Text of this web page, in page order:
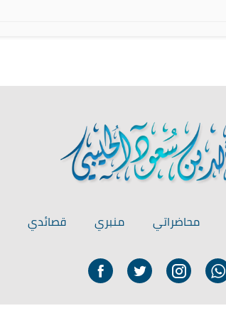
محاضراتي منبري قصائدي